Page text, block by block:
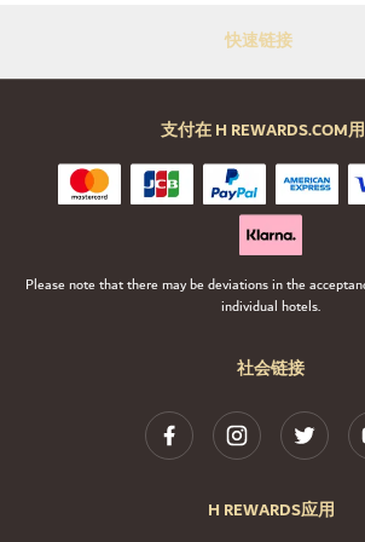
快速链接
社会链接
H REWARDS应用
支付在 H REWARDS.COM用
Please note that there may be deviations in the
individual hotels.